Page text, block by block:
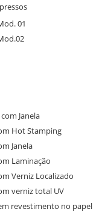
01
Janela
Hot Stamping
Janela
Laminação
Verniz Localizado
verniz total UV
revestimento no papel